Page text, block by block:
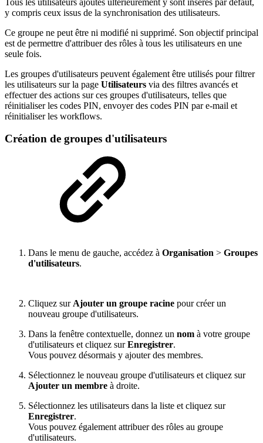
y compris ceux issus de la synchronisation des utilisateurs.
Ce groupe ne peut être ni modifié ni supprimé. Son objectif principal
est de permettre d'attribuer des rôles à tous les utilisateurs en une
seule fois.
Les groupes d'utilisateurs peuvent également être utilisés pour filtrer
les utilisateurs sur la page Utilisateurs via des filtres avancés et
effectuer des actions sur ces groupes d'utilisateurs, telles que
réinitialiser les codes PIN, envoyer des codes PIN par e-mail et
réinitialiser les workflows.
Création de groupes d'utilisateurs
Dans le menu de gauche, accédez à Organisation > Groupes
d'utilisateurs.
Cliquez sur Ajouter un groupe racine pour créer un
nouveau groupe d'utilisateurs.
Dans la fenêtre contextuelle, donnez un nom à votre groupe
d'utilisateurs et cliquez surEnregistrer.
Vous pouvez désormais y ajouter des membres.
Sélectionnez le nouveau groupe d'utilisateurs et cliquez sur
Ajouter un membre à droite.
Sélectionnez les utilisateurs dans la liste et cliquez sur
Enregistrer.
Vous pouvez également attribuer des rôles au groupe
d'utilisateurs.